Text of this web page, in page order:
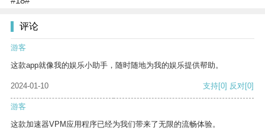
评论
游客
这款app就像我的娱乐小助手，随时随地为我的娱乐提供帮助。
2024-01-10 支持[0] 反对[0]
游客
这款加速器VPM应用程序已经为我们带来了无限的流畅体验。